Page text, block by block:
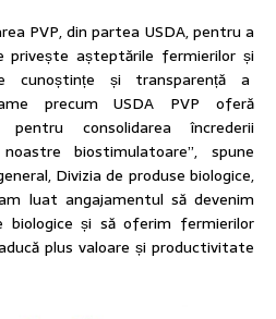
PVP, din partea USDA, pentru a
privește așteptările fermierilor și
cunoștințe și transparență a
precum USDA PVP oferă
consolidarea încrederii
biostimulatoare”, spune
Divizia de produse biologice,
luat angajamentul să devenim
biologice și să oferim fermierilor
plus valoare și productivitate